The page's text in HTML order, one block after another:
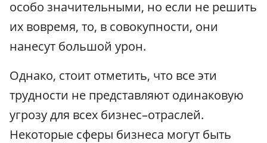
особо значительными, но если не решить
их вовремя, то, в совокупности, они
нанесут большой урон.
Однако, стоит отметить, что все эти
трудности не представляют одинаковую
угрозу для всех бизнес–отраслей.
Некоторые сферы бизнеса могут быть